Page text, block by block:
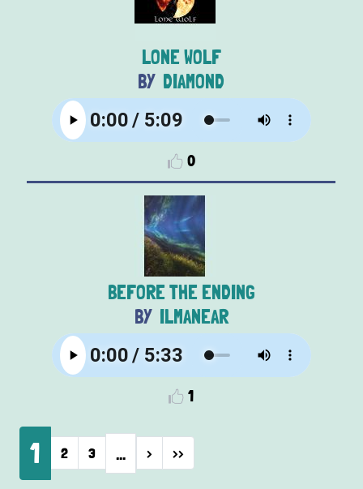
LONE WOLF
DIAMOND
0
BEFORE THE ENDING
ILMANEAR
1
Pagination
1 2 3 … › Next page
››